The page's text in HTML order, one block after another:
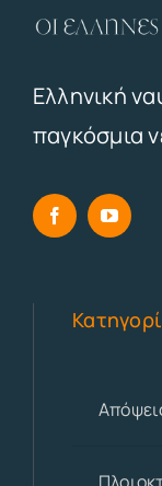
Ελληνική
παγκόσμια